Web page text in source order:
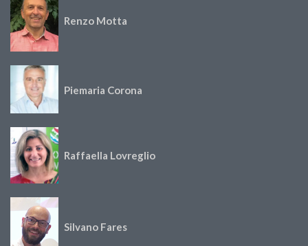
Renzo Motta
Piemaria Corona
Raffaella Lovreglio
Silvano Fares